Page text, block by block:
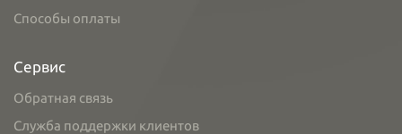
Способы оплаты
Сервис
Обратная связь
Служба поддержки клиентов